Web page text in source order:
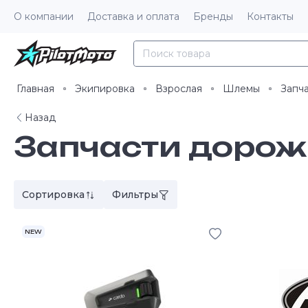
О компании Доставка и оплата Бренды Контакты
Главная Экипировка Взрослая Шлемы
Назад
Запчасти
Сортировка Фильтры
NEW